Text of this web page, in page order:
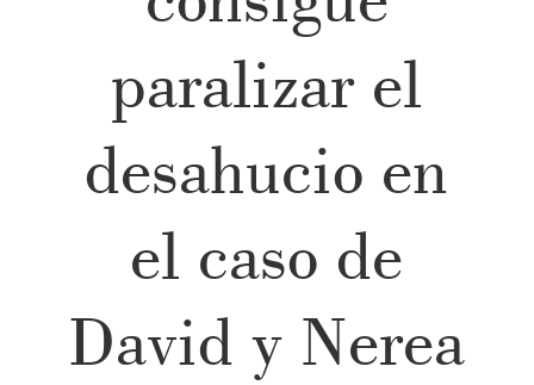
paralizar el
desahucio en
el caso de
David y Nerea